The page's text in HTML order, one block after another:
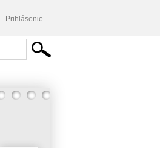
Prihlásenie